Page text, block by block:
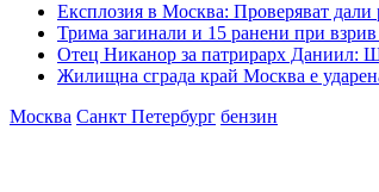
Експлозия в Москва: Проверяват дали
Трима загинали и 15 ранени при
Отец Никанор за патрирарх Даниил:
Жилищна сграда край Москва е
Москва Санкт Петербург бензин